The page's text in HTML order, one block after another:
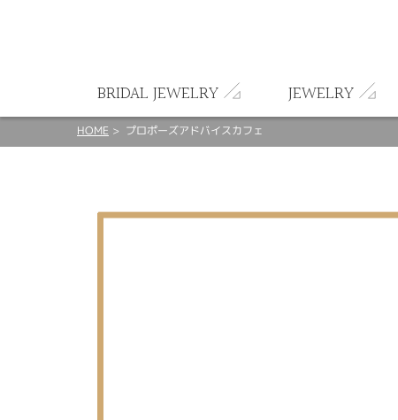
BRIDAL JEWELRY JEWELRY
HOME プロポーズアドバイスカフェ